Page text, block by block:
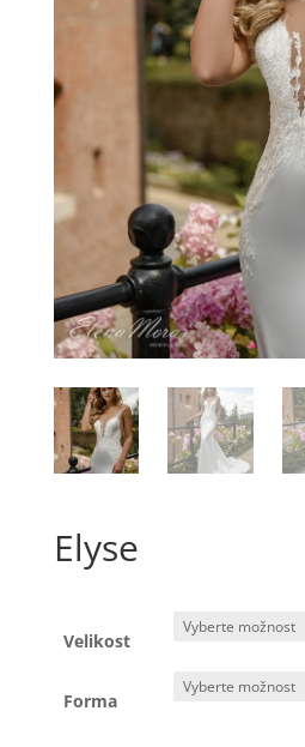
Elyse
Velikost
Forma